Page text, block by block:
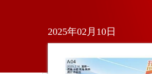
2025年02月10日